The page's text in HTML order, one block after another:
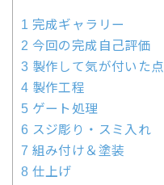
1 完成ギャラリー
2 今回の完成自己評価
3 製作して気が付いた点
4 製作工程
5 ゲート処理
6 スジ彫り・スミ入れ
7 組み付け＆塗装
8 仕上げ